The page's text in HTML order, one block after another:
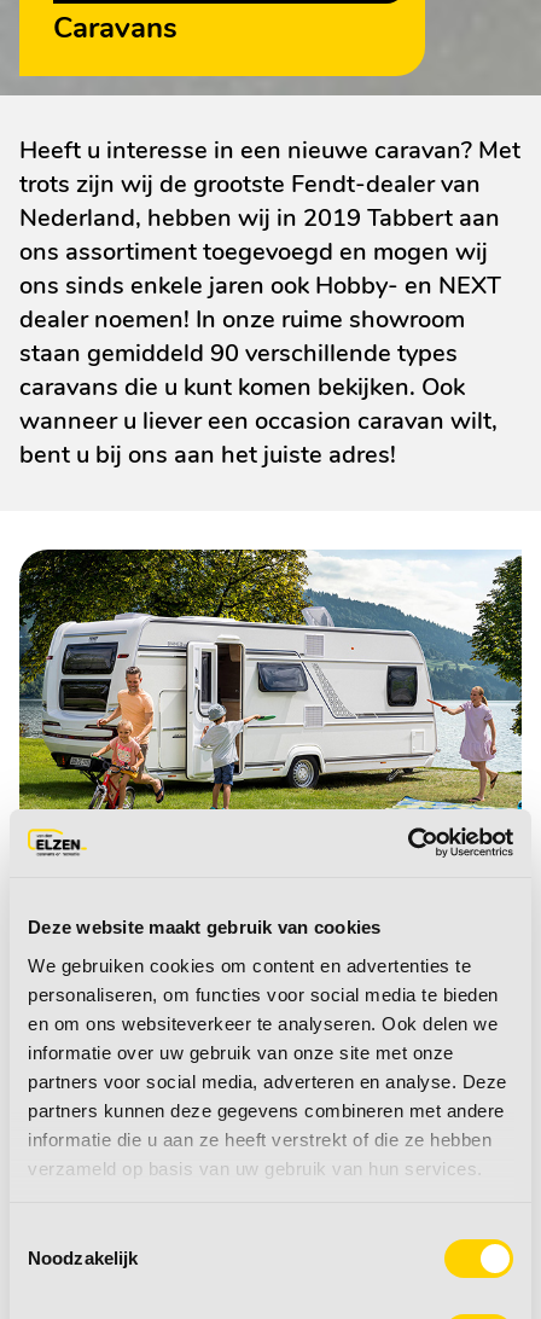
Deze website maakt gebruik van cookies
We gebruiken cookies om content en advertenties te
personaliseren, om functies voor social media te bieden
en om ons websiteverkeer te analyseren. Ook delen we
informatie over uw gebruik van onze site met onze
partners voor social media, adverteren en analyse. Deze
partners kunnen deze gegevens combineren met andere
informatie die u aan ze heeft verstrekt of die ze hebben
verzameld op basis van uw gebruik van hun services.
Noodzakelijk
Caravans
Heeft u interesse in een nieuwe caravan? Met
trots zijn wij de grootste Fendt-dealer van
Nederland, hebben wij in 2019 Tabbert aan
ons assortiment toegevoegd en mogen wij
ons sinds enkele jaren ook Hobby- en NEXT
dealer noemen! In onze ruime showroom
staan gemiddeld 90 verschillende types
caravans die u kunt komen bekijken. Ook
wanneer u liever een occasion caravan wilt,
bent u bij ons aan het juiste adres!
Fendt caravans
Fendt biedt 6 verschillende modellen,
namelijk de Apero, Apero Activ, Bianco
Selection, Bianco Activ, Tendenza en
Diamant. Bij deze zes modellen heeft u
Nagenoeg iedere uitvoering kunt u in onze
showroom komen bekijken. Fendt staat al